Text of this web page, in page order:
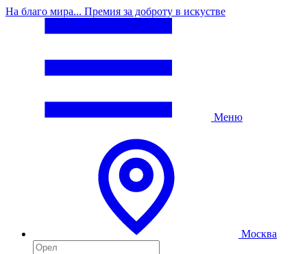
На благо мира... Премия за доброту в искустве
Меню
Москва